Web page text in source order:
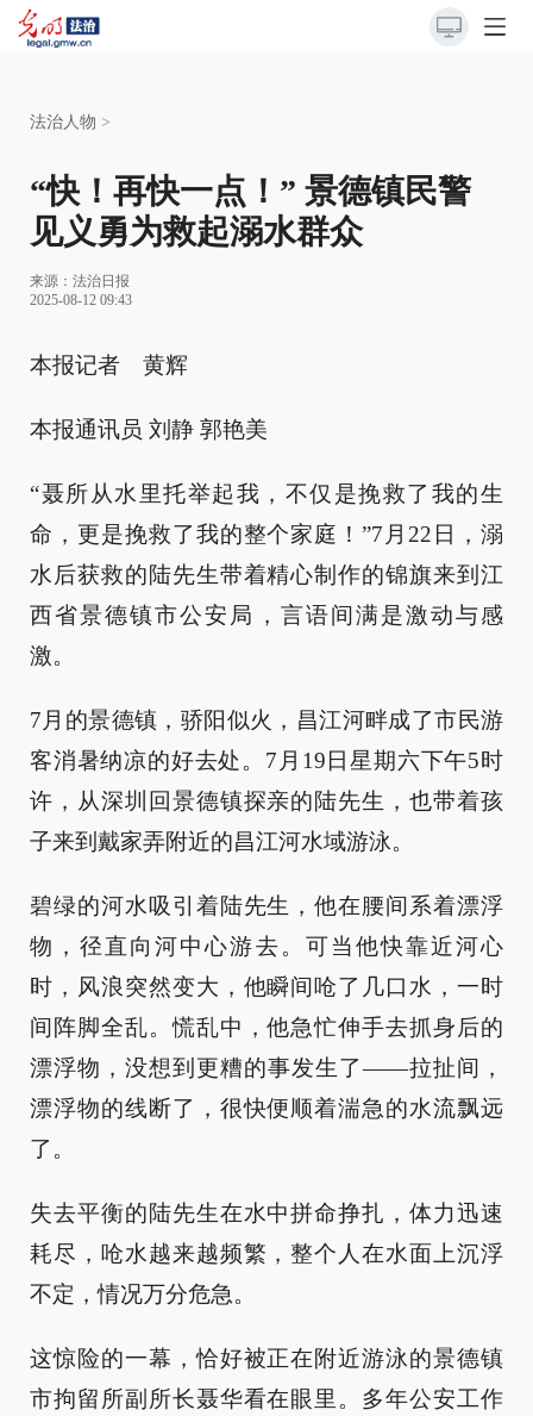
法治人物 >
“快！再快一点！” 景德镇民警
见义勇为救起溺水群众
来源： 法治日报
2025-08-12 09:43
本报记者 黄辉
本报通讯员 刘静 郭艳美
“聂所从水里托举起我，不仅是挽救了我的生
命，更是挽救了我的整个家庭！”7月22日，溺
水后获救的陆先生带着精心制作的锦旗来到江
西省景德镇市公安局，言语间满是激动与感
激。
7月的景德镇，骄阳似火，昌江河畔成了市民游
客消暑纳凉的好去处。7月19日星期六下午5时
许，从深圳回景德镇探亲的陆先生，也带着孩
子来到戴家弄附近的昌江河水域游泳。
碧绿的河水吸引着陆先生，他在腰间系着漂浮
物，径直向河中心游去。可当他快靠近河心
时，风浪突然变大，他瞬间呛了几口水，一时
间阵脚全乱。慌乱中，他急忙伸手去抓身后的
漂浮物，没想到更糟的事发生了——拉扯间，
漂浮物的线断了，很快便顺着湍急的水流飘远
了。
失去平衡的陆先生在水中拼命挣扎，体力迅速
耗尽，呛水越来越频繁，整个人在水面上沉浮
不定，情况万分危急。
这惊险的一幕，恰好被正在附近游泳的景德镇
市拘留所副所长聂华看在眼里。多年公安工作